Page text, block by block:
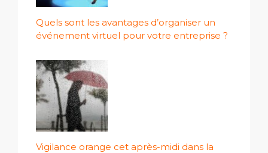
Quels sont les avantages d’organiser un
événement virtuel pour votre entreprise ?
Vigilance orange cet après-midi dans la